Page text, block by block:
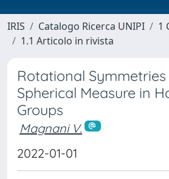
IRIS Catalogo Ricerca UNIPI
1
1.1 Articolo in rivista
Rotational
Spherical Measure in
Groups
Magnani V.
2022-01-01